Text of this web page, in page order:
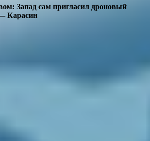
Запад сам пригласил дроновый
Карасин